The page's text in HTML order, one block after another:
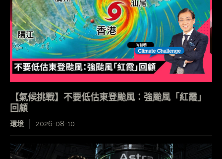
【氣候挑戰】不要低估東登颱風：強颱風「紅霞」
回顧
環境 2026-08-10